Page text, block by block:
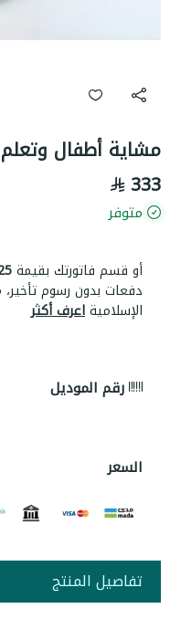
مشاية أطفال
333
متوفر
أو قسم فاتورتك بقيمة
دفعات بدون رسوم
الإسلاميةاعرف أكثر
رقم الموديل
السعر
تفاصيل المنتج